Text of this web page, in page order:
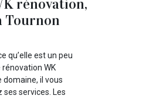
rénovation,
Tournon
qu’elle est un peu
WK
domaine, il vous
services. Les